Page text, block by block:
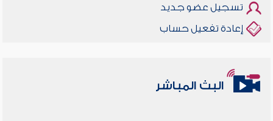
تسجيل عضو جديد
إعادة تفعيل حساب
البث المباشر